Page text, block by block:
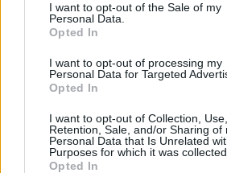
I want to opt-out of the Sale of my
Personal Data.
Opted In
I want to opt-out of processing my
Personal Data for Targeted
Opted In
I want to opt-out of Collection, Use,
Retention, Sale, and/or Sharing of
Personal Data that Is Unrelated
Purposes for which it was collected.
Opted In
Zuckerfreie Dattel-Brownies
Leicht
Avocado-Brownies
Peanuts Butter Chocolate